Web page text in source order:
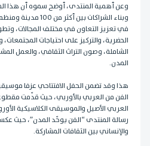
وعن أهمية المنتدى، أوضح سموه أن هذا
وبناء الشراكات بين
في تعزيز التعاون في مختلف المجالات،
الحضرية، والتركيز على احتياجات المجتمعات،
الشاملة، وصون التراث الثقافي، والعمل
المدن.
هذا وقد تضمن الحفل الافتتاحي عزفا
الفن من العربي بالأوربي، حيث قدّمت
العربي الأصيل والموسيقى الكلاسيكية
رسالة المنتدى “الفن يوحّد المدن”، حيث
والإنساني بين الثقافات المشاركة.